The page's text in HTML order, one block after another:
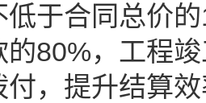
低于合同总价
的80%，工程
付，提升结算